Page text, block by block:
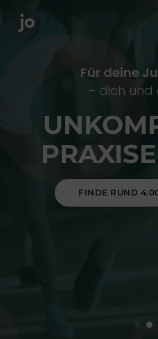
Für deine
– dich und
FINDE RUND